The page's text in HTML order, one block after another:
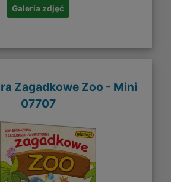
Galeria zdjęć
Zagadkowe Zoo - Mini
07707